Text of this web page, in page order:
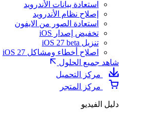
استعادة بيانات الأندرويد
إصلاح نظام الأندرويد
استعادة الصور من الايفون
تخفيض إصدار iOS
تنزيل iOS 27 beta
اصلاح أخطاء ومشاكل iOS 27
شاهد جميع الحلول
مركز التحميل
مركز المتجر
دليل الفيديو